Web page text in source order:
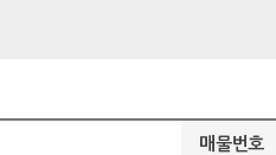
매물번호